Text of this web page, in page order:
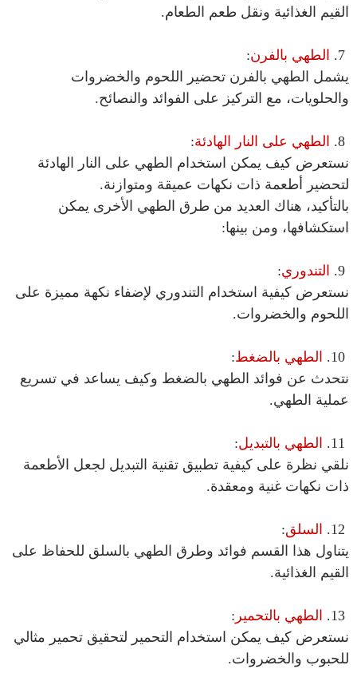
القيم الغذائية ونقل طعم الطعام.
الطهي بالفرن:
يشمل الطهي بالفرن تحضير اللحوم والخضروات
والحلويات، مع التركيز على الفوائد والنصائح.
الطهي على النار الهادئة:
نستعرض كيف يمكن استخدام الطهي على النار الهادئة
لتحضير أطعمة ذات نكهات عميقة ومتوازنة.
بالتأكيد، هناك العديد من طرق الطهي الأخرى يمكن
استكشافها، ومن بينها:
التندوري:
نستعرض كيفية استخدام التندوري لإضفاء نكهة مميزة على
اللحوم والخضروات.
الطهي بالضغط:
نتحدث عن فوائد الطهي بالضغط وكيف يساعد في تسريع
عملية الطهي.
الطهي بالتبديل:
نلقي نظرة على كيفية تطبيق تقنية التبديل لجعل الأطعمة
ذات نكهات غنية ومعقدة.
السلق:
يتناول هذا القسم فوائد وطرق الطهي بالسلق للحفاظ على
القيم الغذائية.
الطهي بالتحمير :
نستعرض كيف يمكن استخدام التحمير لتحقيق تحمير مثالي
للحبوب والخضروات.